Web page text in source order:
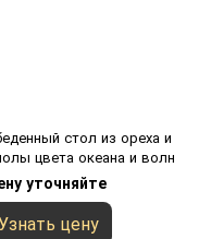
стол из ореха и
цвета океана и волн
уточняйте
цену